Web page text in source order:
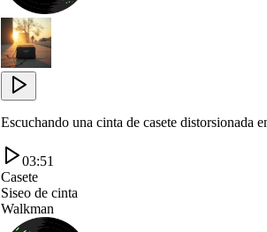
Escuchando una cinta de casete distorsionada
03:51
Casete
Siseo de cinta
Walkman